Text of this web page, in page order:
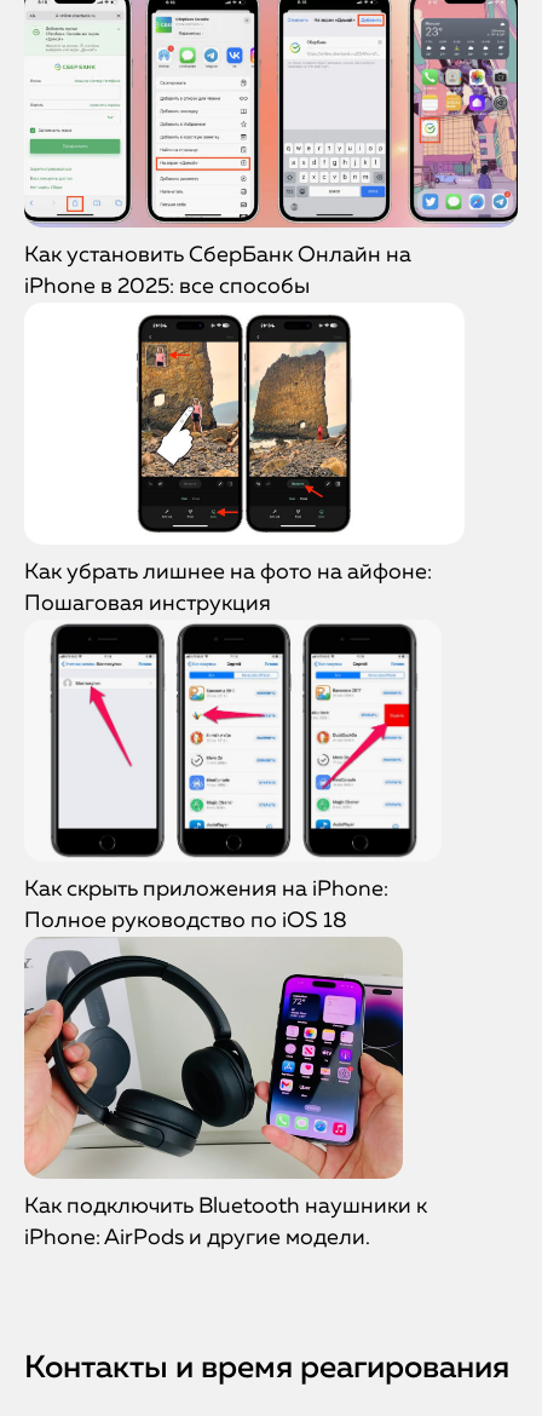
Как установить СберБанк Онлайн на
iPhone в 2025: все способы
Как убрать лишнее на фото на айфоне:
Пошаговая инструкция
Как скрыть приложения на iPhone:
Полное руководство по iOS 18
Как подключить Bluetooth наушники к
iPhone: AirPods и другие модели.
Контакты и время реагирования